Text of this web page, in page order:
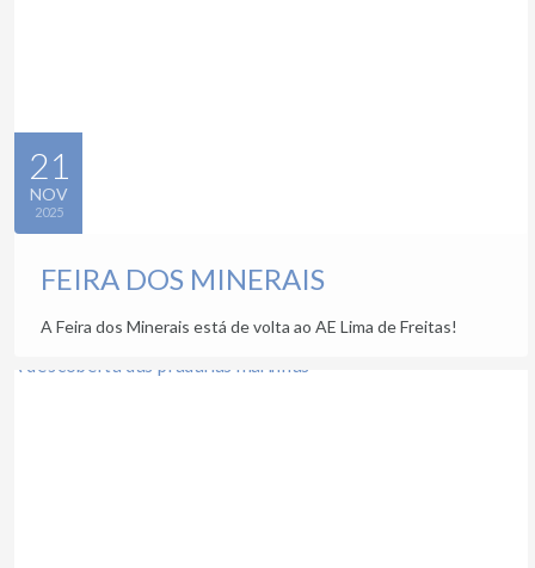
21
NOV
2025
FEIRA DOS MINERAIS
A Feira dos Minerais está de volta ao AE Lima de Freitas!